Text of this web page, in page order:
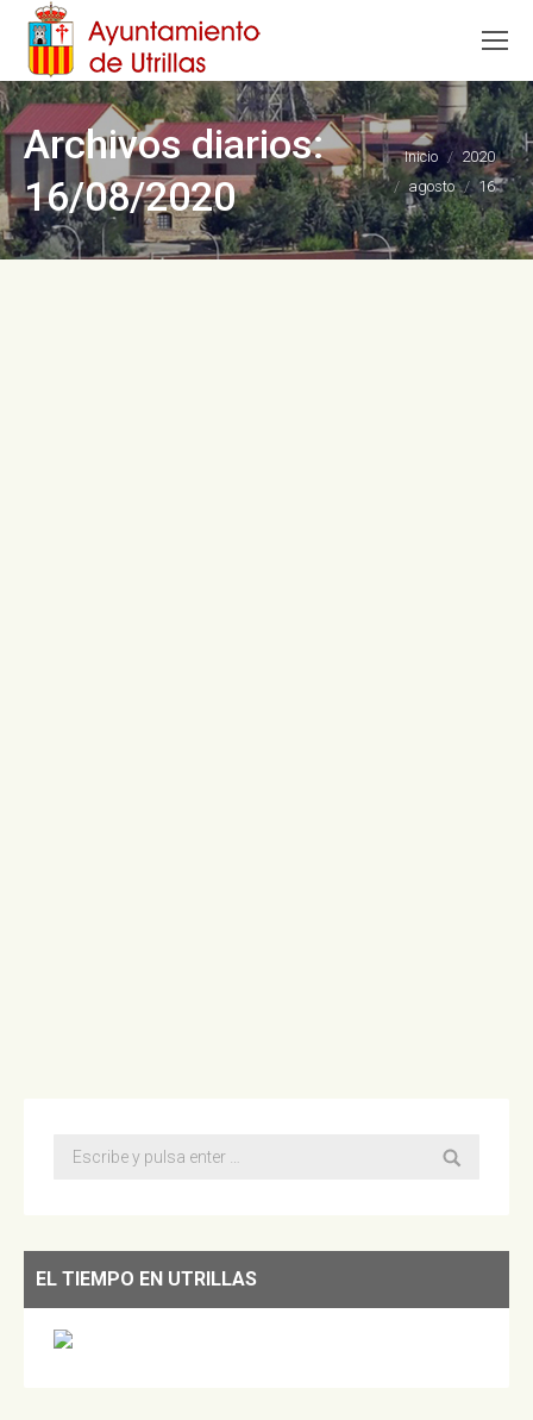
Archivos diarios:
16/08/2020
Estás aquí:
Inicio
2020
agosto
16
Buscar:
EL TIEMPO EN UTRILLAS